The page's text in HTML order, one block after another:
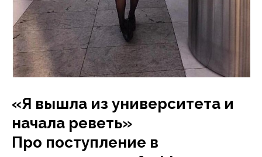
«Я вышла из университета и
начала реветь»
Про поступление в